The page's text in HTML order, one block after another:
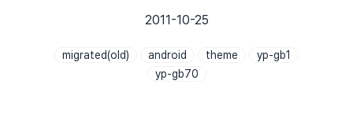
2011-10-25
migrated(old) android theme
yp-gb1
yp-gb70